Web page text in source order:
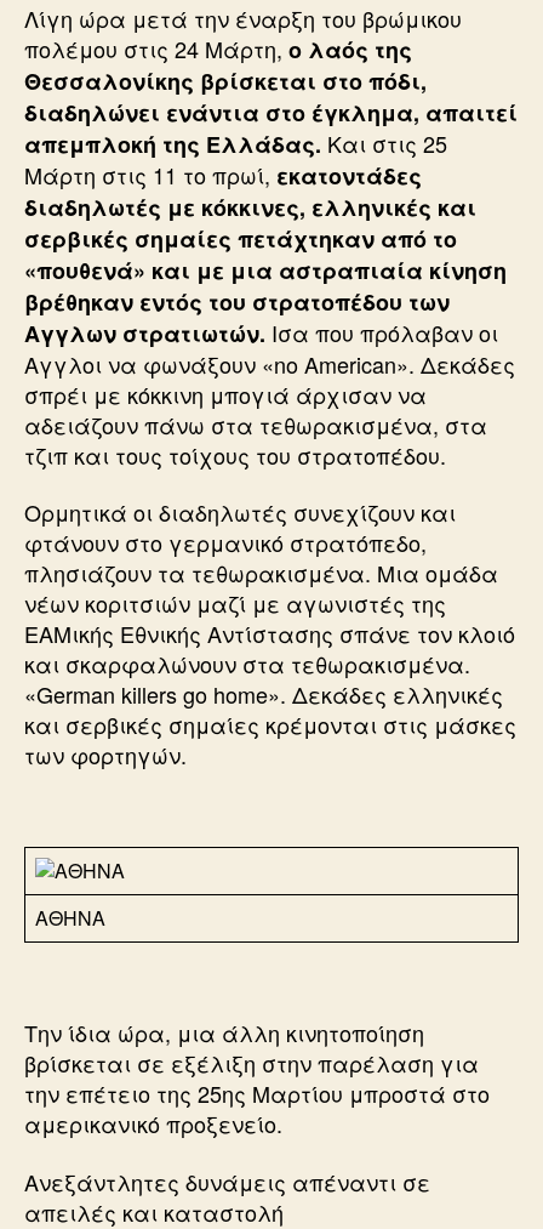
Λίγη ώρα μετά την έναρξη του βρώμικου
πολέμου στις 24 Μάρτη, ο λαός της
Θεσσαλονίκης βρίσκεται στο πόδι,
διαδηλώνει ενάντια στο έγκλημα, απαιτεί
απεμπλοκή της Ελλάδας. Και στις 25
Μάρτη στις 11 το πρωί, εκατοντάδες
διαδηλωτές με κόκκινες, ελληνικές και
σερβικές σημαίες πετάχτηκαν από το
«πουθενά» και με μια αστραπιαία κίνηση
βρέθηκαν εντός του στρατοπέδου των
Αγγλων στρατιωτών. Ισα που πρόλαβαν οι
Αγγλοι να φωνάξουν «no American». Δεκάδες
σπρέι με κόκκινη μπογιά άρχισαν να
αδειάζουν πάνω στα τεθωρακισμένα, στα
τζιπ και τους τοίχους του στρατοπέδου.
Ορμητικά οι διαδηλωτές συνεχίζουν και
φτάνουν στο γερμανικό στρατόπεδο,
πλησιάζουν τα τεθωρακισμένα. Μια ομάδα
νέων κοριτσιών μαζί με αγωνιστές της
ΕΑΜικής Εθνικής Αντίστασης σπάνε τον κλοιό
και σκαρφαλώνουν στα τεθωρακισμένα.
«German killers go home». Δεκάδες ελληνικές
και σερβικές σημαίες κρέμονται στις μάσκες
των φορτηγών.
ΑΘΗΝΑ
Την ίδια ώρα, μια άλλη κινητοποίηση
βρίσκεται σε εξέλιξη στην παρέλαση για
την επέτειο της 25ης Μαρτίου μπροστά στο
αμερικανικό προξενείο.
Ανεξάντλητες δυνάμεις απέναντι σε
απειλές και καταστολή